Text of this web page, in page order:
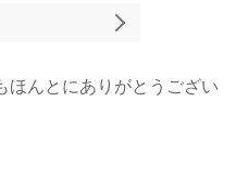
ほんとにありがとうござい